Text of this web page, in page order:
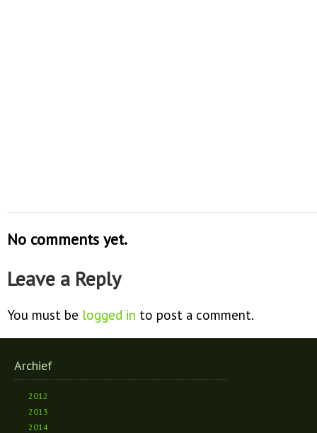
No comments yet.
Leave a Reply
You must be logged in to post a comment.
Archief
2012
2013
2014